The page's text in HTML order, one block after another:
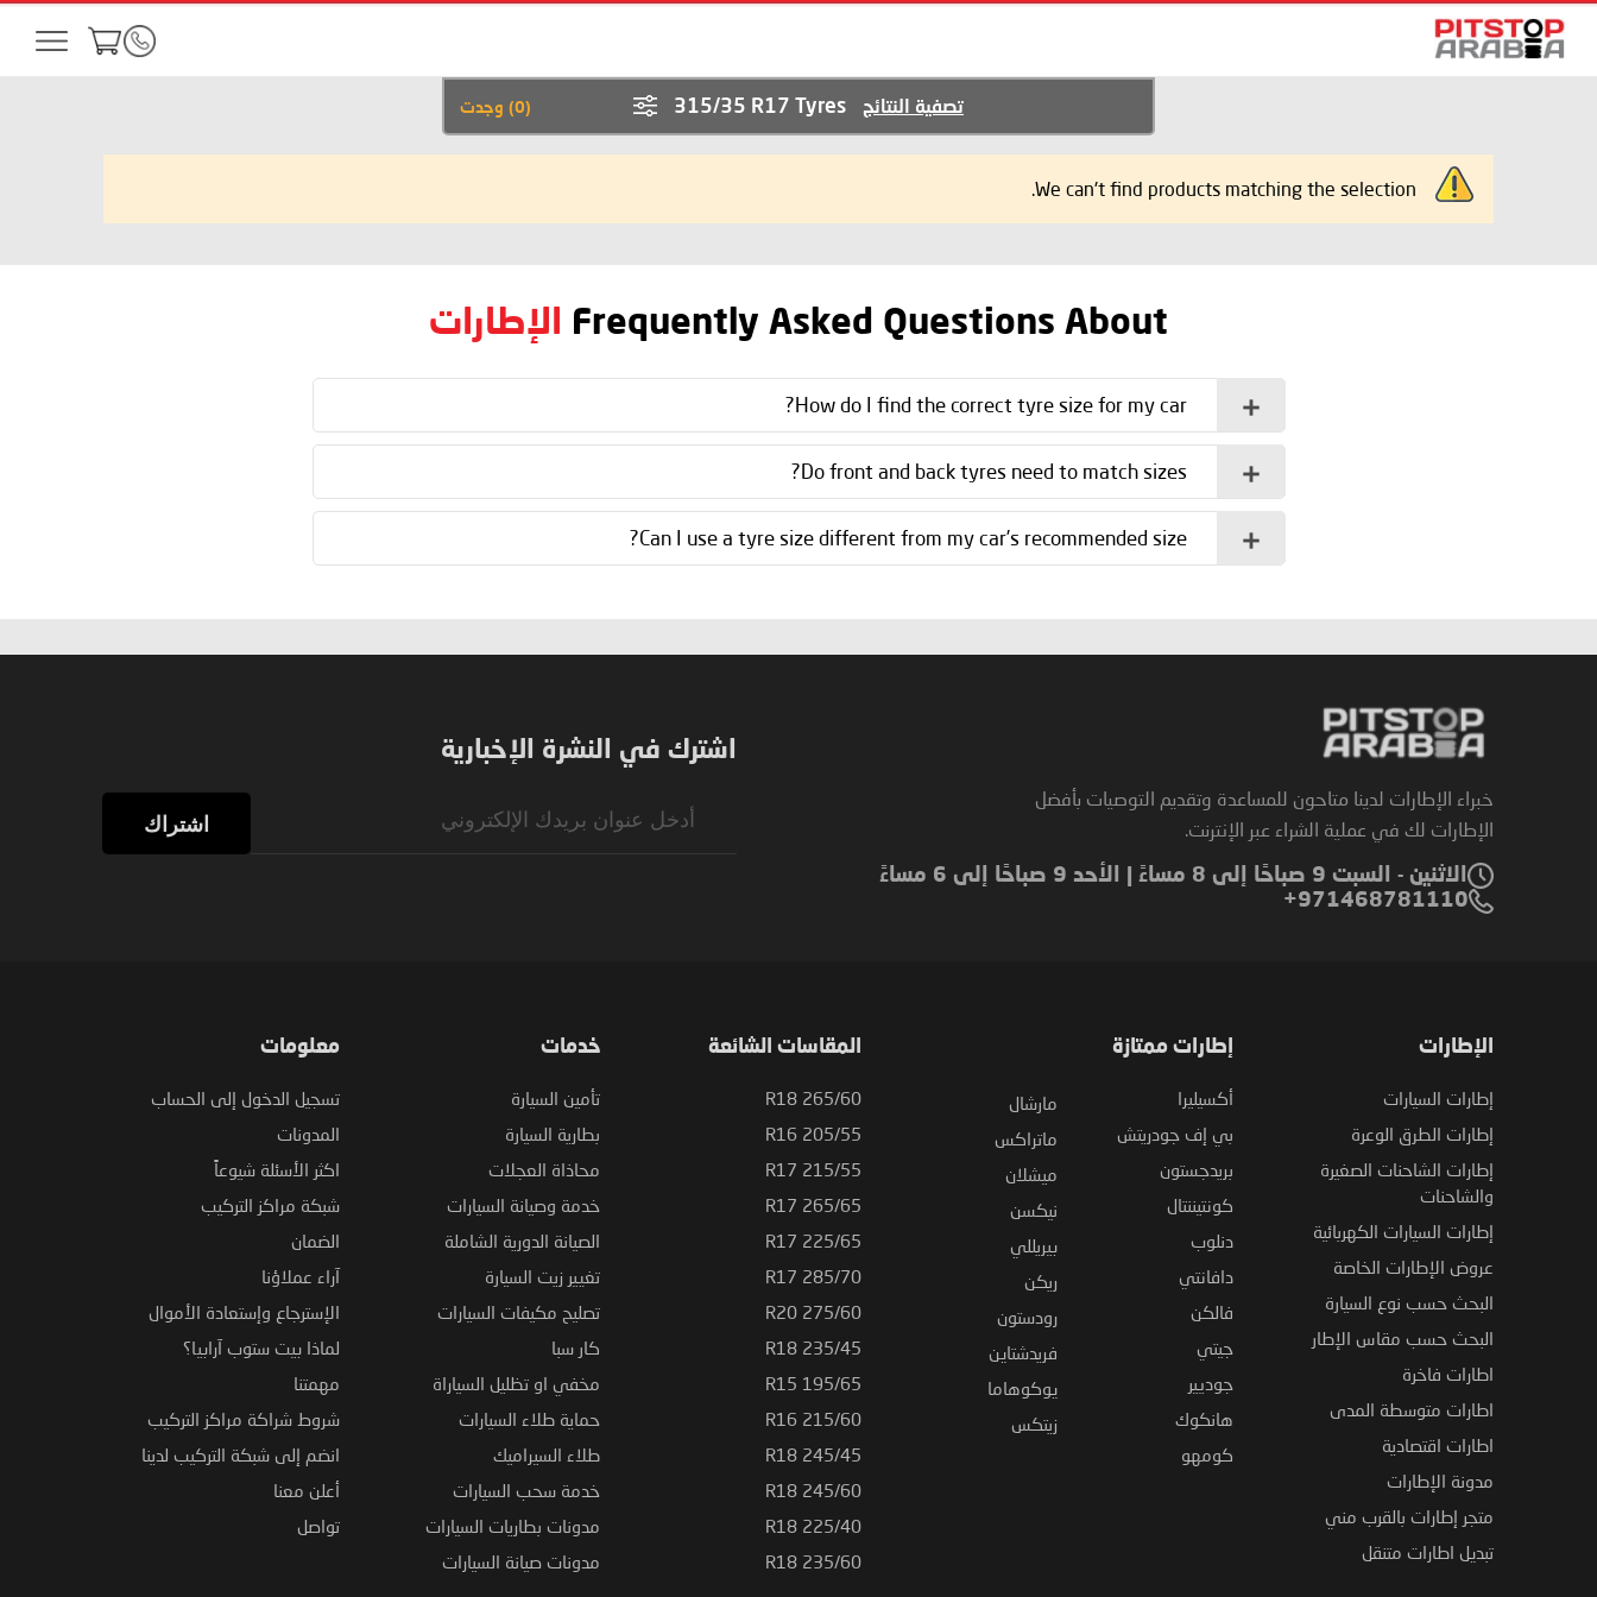
(
0
) وجدت تصفية النتائج 315/35 R17 Tyres
We can't find products matching the selection.
Frequently Asked Questions About الإطارات
How do I find the correct tyre size for my car?
Do front and back tyres need to match sizes?
Can I use a tyre size different from my car’s recommended size?
خبراء الإطارات لدينا متاحون للمساعدة وتقديم التوصيات بأفضل
الإطارات لك في عملية الشراء عبر الإنترنت.
الاثنين - السبت 9 صباحًا إلى 8 مساءً | الأحد 9 صباحًا إلى 6 مساءً
971468781110+
اشترك في النشرة الإخبارية
اشتراك
الإطارات
إطارات السيارات
إطارات الطرق الوعرة
إطارات الشاحنات الصغيرة
والشاحنات
إطارات السيارات الكهربائية
عروض الإطارات الخاصة
البحث حسب نوع السيارة
البحث حسب مقاس الإطار
اطارات فاخرة
اطارات متوسطة المدى
اطارات اقتصادية
مدونة الإطارات
متجر إطارات بالقرب مني
تبديل اطارات متنقل
إطارات ممتازة
أكسيليرا
بي إف جودريتش
بريدجستون
كونتيننتال
دنلوب
دافانتي
فالكن
جيتي
جوديير
هانكوك
كومهو
مارشال
ماتراكس
ميشلان
نيكسن
بيريللي
ريكن
رودستون
فريدشتاين
يوكوهاما
زيتكس
المقاسات الشائعة
265/60 R18
205/55 R16
215/55 R17
265/65 R17
225/65 R17
285/70 R17
275/60 R20
235/45 R18
195/65 R15
215/60 R16
245/45 R18
245/60 R18
225/40 R18
235/60 R18
خدمات
تأمين السيارة
بطارية السيارة
محاذاة العجلات
خدمة وصيانة السيارات
الصيانة الدورية الشاملة
تغيير زيت السيارة
تصليح مكيفات السيارات
كار سبا
مخفي او تظليل السياراة
حماية طلاء السيارات
طلاء السيراميك
خدمة سحب السيارات
مدونات بطاريات السيارات
مدونات صيانة السيارات
معلومات
تسجيل الدخول إلى الحساب
المدونات
اكثر الأسئلة شيوعاً
شبكة مراكز التركيب
الضمان
آراء عملاؤنا
الإسترجاع وإستعادة الأموال
لماذا بيت ستوب آرابيا؟
مهمتنا
شروط شراكة مراكز التركيب
انضم إلى شبكة التركيب لدينا
أعلن معنا
تواصل